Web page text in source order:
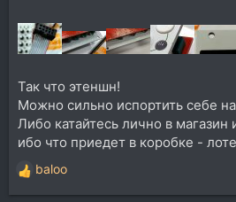
Так что этеншн!
Можно сильно испортить себе
Либо катайтесь лично в магазин
ибо что приедет в коробке -
Р
е
baloo